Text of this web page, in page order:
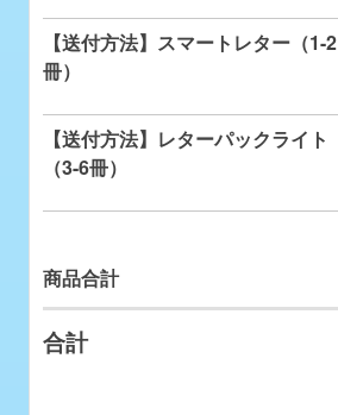
【送付方法】スマートレター（1-2
冊）
【送付方法】レターパックライト
（3-6冊）
商品合計
合計